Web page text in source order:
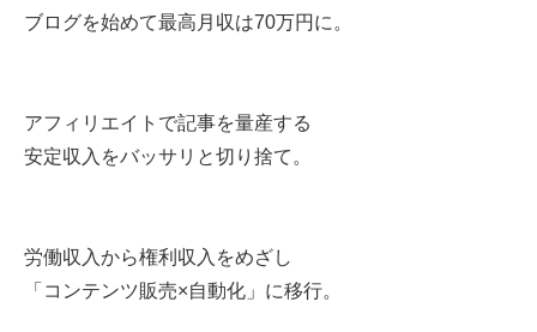
ブログを始めて最高月収は70万円に。
アフィリエイトで記事を量産する
安定収入をバッサリと切り捨て。
労働収入から権利収入をめざし
「コンテンツ販売×自動化」に移行。